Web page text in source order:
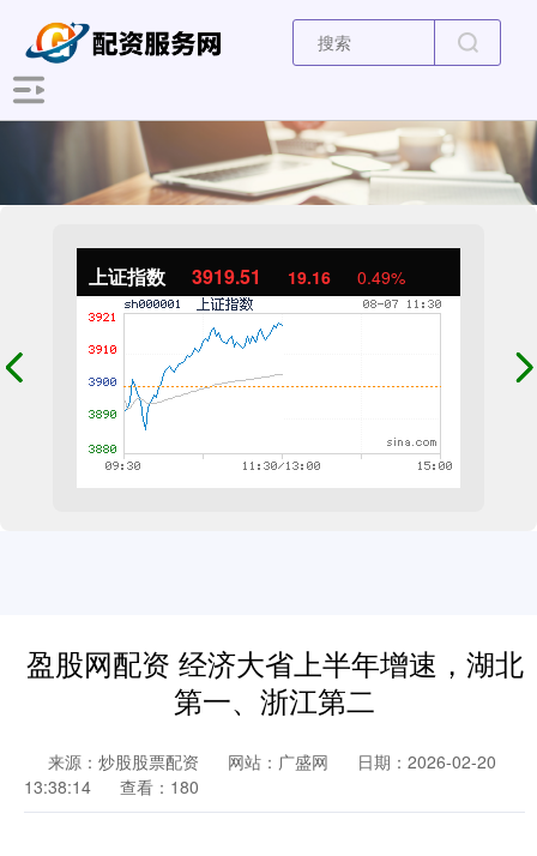
上证指数 3919.51 19.16 0.49%
盈股网配资 经济大省上半年增速，湖北
第一、浙江第二
来源：炒股股票配资 网站：广盛网
日期：2026-02-20
13:38:14
查看：180